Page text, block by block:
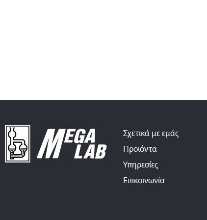
Σχετικά με εμάς
Προϊόντα
Υπηρεσίες
Επικοινωνία